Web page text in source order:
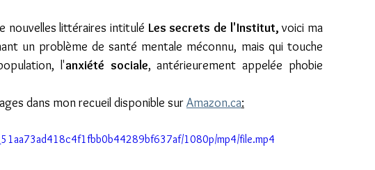
nouvelles littéraires intitulé Les secrets de l'Institut, voici ma
un problème de santé mentale méconnu, mais qui touche
l'anxiété sociale, antérieurement appelée phobie
dans mon recueil disponible sur Amazon.ca:
1080p/mp4/file.mp4